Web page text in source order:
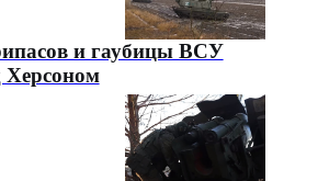
и гаубицы ВСУ